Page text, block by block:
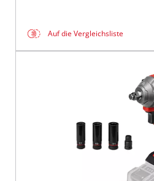
Auf die Vergleichsliste